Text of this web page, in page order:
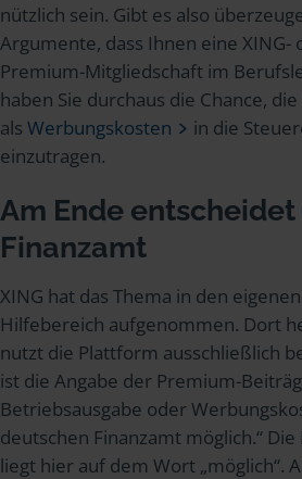
nützlich sein. Gibt es also
Argumente, dass Ihnen eine XING-
Premium-Mitgliedschaft im
haben Sie durchaus die Chance,
als Werbungskosten
in die
einzutragen.
Am Ende entscheidet
Finanzamt
XING hat das Thema in den
Hilfebereich aufgenommen. Dort
nutzt die Plattform ausschließlich
ist die Angabe der Premium-
Betriebsausgabe oder
deutschen Finanzamt möglich.“
liegt hier auf dem Wort „möglich“.